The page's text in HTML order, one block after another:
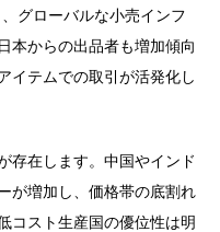
グローバルな小売インフ
本からの出品者も増加傾向
イテムでの取引が活発化し
存在します。中国やインド
が増加し、価格帯の底割れ
コスト生産国の優位性は明